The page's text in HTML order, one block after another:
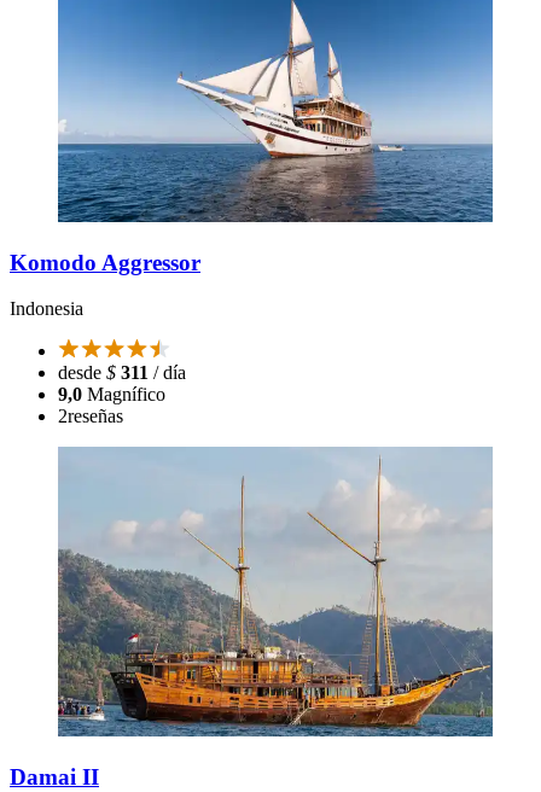
Komodo Aggressor
Indonesia
desde $ 311 / día
9,0 Magnífico
2reseñas
Damai II